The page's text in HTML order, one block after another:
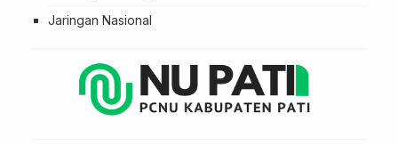
Jaringan Nasional